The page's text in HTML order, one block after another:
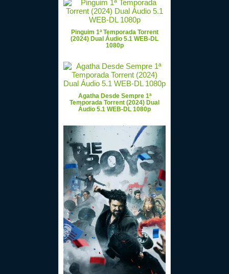
Pinguim 1ª Temporada Torrent
(2024) Dual Áudio 5.1 WEB-DL
1080p
Agatha Desde Sempre 1ª
Temporada Torrent (2024) Dual
Áudio 5.1 WEB-DL 1080p